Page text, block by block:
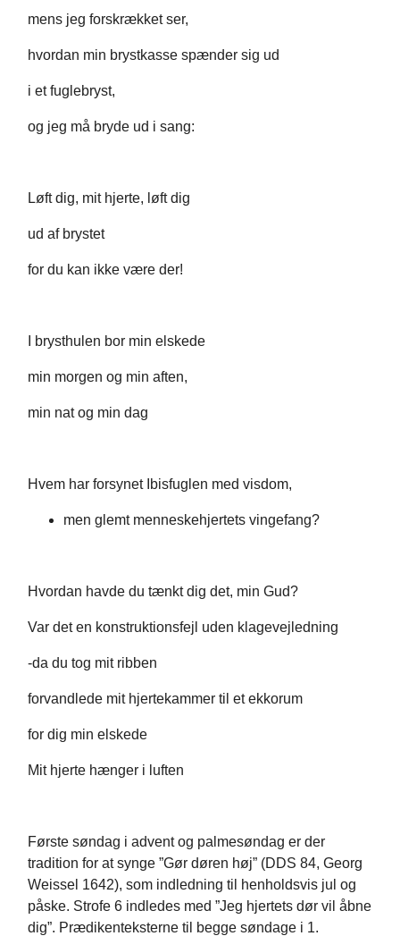
mens jeg forskrækket ser,
hvordan min brystkasse spænder sig ud
i et fuglebryst,
og jeg må bryde ud i sang:
Løft dig, mit hjerte, løft dig
ud af brystet
for du kan ikke være der!
I brysthulen bor min elskede
min morgen og min aften,
min nat og min dag
Hvem har forsynet Ibisfuglen med visdom,
men glemt menneskehjertets vingefang?
Hvordan havde du tænkt dig det, min Gud?
Var det en konstruktionsfejl uden klagevejledning
-da du tog mit ribben
forvandlede mit hjertekammer til et ekkorum
for dig min elskede
Mit hjerte hænger i luften
Første søndag i advent og palmesøndag er der
tradition for at synge ”Gør døren høj” (DDS 84, Georg
Weissel 1642), som indledning til henholdsvis jul og
påske. Strofe 6 indledes med ”Jeg hjertets dør vil åbne
dig”. Prædikenteksterne til begge søndage i 1.